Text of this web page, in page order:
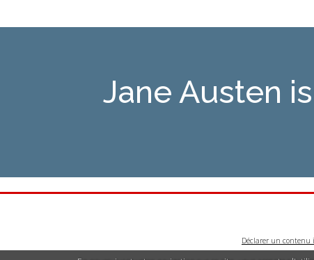
Jane Austen
Déclarer un contenu